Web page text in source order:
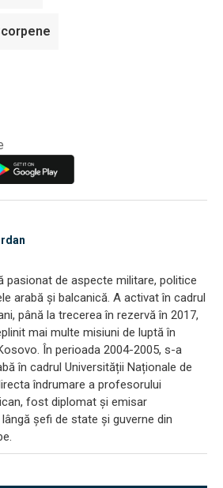
pasionat de aspecte militare, politice
arabă și balcanică. A activat în cadrul
până la trecerea în rezervă în 2017,
mai multe misiuni de luptă în
În perioada 2004-2005, s-a
în cadrul Universității Naționale de
îndrumare a profesorului
fost diplomat și emisar
şefi de state şi guverne din